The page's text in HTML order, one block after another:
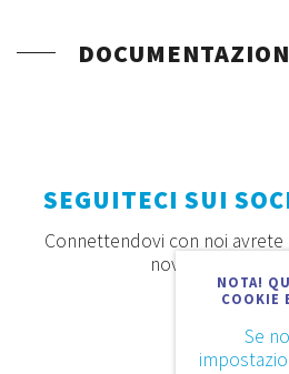
NOTA!
COOKIE
Se
SEGUITECI SUI
Connettendovi con noi
novità, offerte e